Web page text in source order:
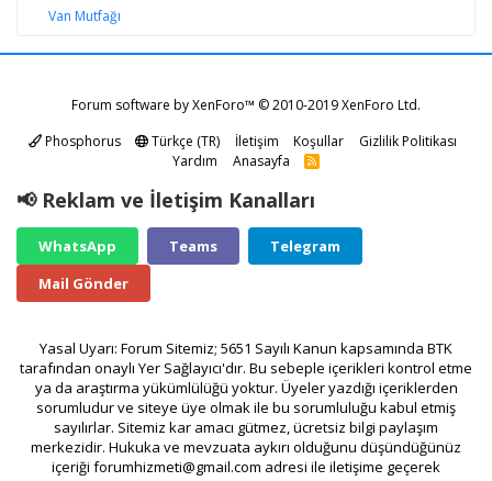
Van Mutfağı
Forum software by XenForo™ © 2010-2019 XenForo Ltd.
Phosphorus
Türkçe (TR) İletişim Koşullar
Gizlilik Politikası
Yardım
Anasayfa
R
📢 Reklam ve İletişim Kanalları
WhatsApp Teams
Telegram
Mail Gönder
Yasal Uyarı: Forum Sitemiz; 5651 Sayılı Kanun kapsamında BTK
tarafından onaylı Yer Sağlayıcı'dır. Bu sebeple içerikleri kontrol etme
ya da araştırma yükümlülüğü yoktur. Üyeler yazdığı içeriklerden
sorumludur ve siteye üye olmak ile bu sorumluluğu kabul etmiş
sayılırlar. Sitemiz kar amacı gütmez, ücretsiz bilgi paylaşım
merkezidir. Hukuka ve mevzuata aykırı olduğunu düşündüğünüz
içeriği forumhizmeti@gmail.com adresi ile iletişime geçerek